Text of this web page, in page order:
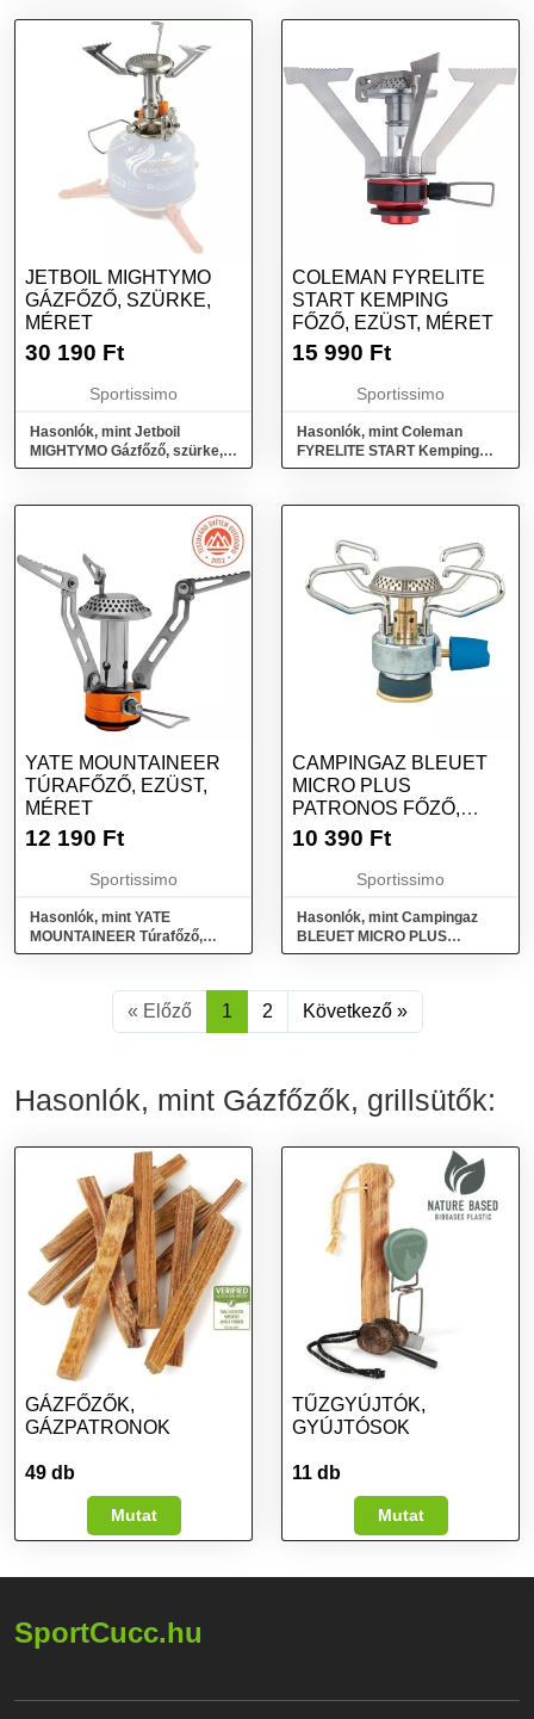
JETBOIL MIGHTYMO
GÁZFŐZŐ, SZÜRKE,
MÉRET
30 190 Ft
Sportissimo
Hasonlók, mint Jetboil
MIGHTYMO Gázfőző, szürke,
méret
COLEMAN FYRELITE
START KEMPING
FŐZŐ, EZÜST, MÉRET
15 990 Ft
Sportissimo
Hasonlók, mint Coleman
FYRELITE START Kemping
főző, ezüst, méret
YATE MOUNTAINEER
TÚRAFŐZŐ, EZÜST,
MÉRET
12 190 Ft
Sportissimo
Hasonlók, mint YATE
MOUNTAINEER Túrafőző,
ezüst, méret
CAMPINGAZ BLEUET
MICRO PLUS
PATRONOS FŐZŐ,
EZÜST, MÉRET
10 390 Ft
Sportissimo
Hasonlók, mint Campingaz
BLEUET MICRO PLUS
Patronos főző, ezüst, méret
« Előző 1 2 Következő »
Hasonlók, mint Gázfőzők, grillsütők:
GÁZFŐZŐK,
GÁZPATRONOK
49 db
Mutat
TŰZGYÚJTÓK,
GYÚJTÓSOK
11 db
Mutat
SportCucc.hu